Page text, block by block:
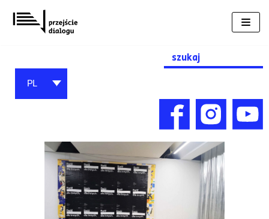
Przejdź
do
Search
for:
PL